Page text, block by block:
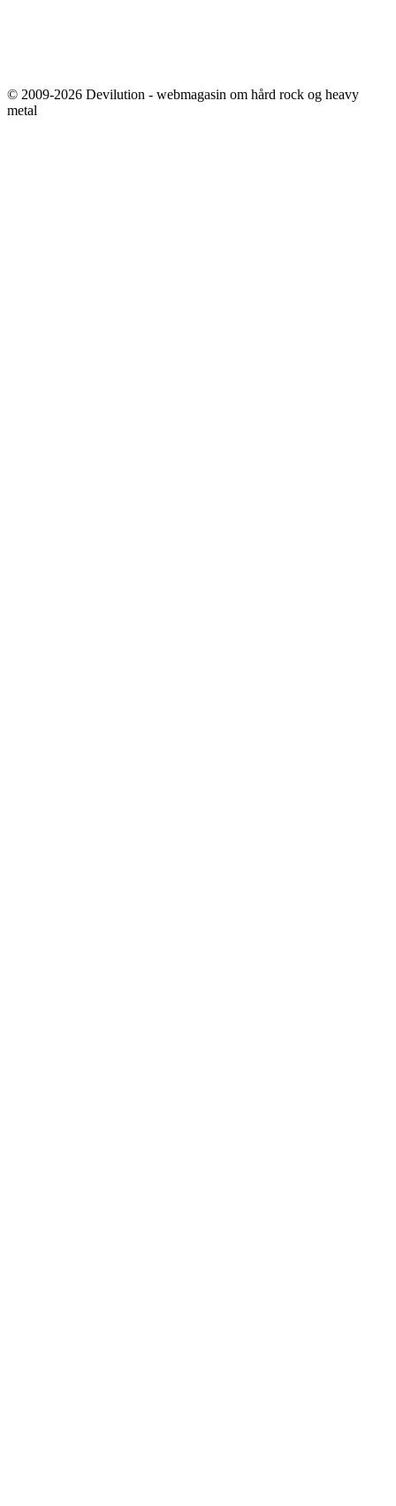
© 2009-2026 Devilution - webmagasin om hård rock og heavy
metal